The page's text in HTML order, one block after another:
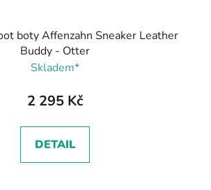
boty Affenzahn Sneaker Leather
Buddy - Otter
Skladem*
2 295 Kč
DETAIL